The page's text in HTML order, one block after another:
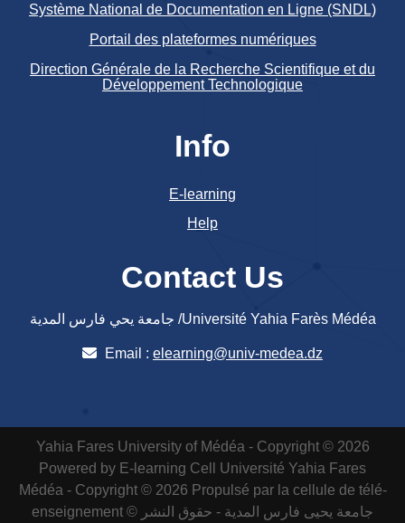
Système National de Documentation en Ligne (SNDL)
Portail des plateformes numériques
Direction Générale de la Recherche Scientifique et du
Développement Technologique
Info
E-learning
Help
Contact Us
جامعة يحي فارس المدية /Université Yahia Farès Médéa
Email : elearning@univ-medea.dz
Yahia Fares University of Médéa - Copyright © 2026
Powered by E-learning Cell
Université Yahia Fares
Médéa - Copyright © 2026 Propulsé par la cellule de télé-
enseignement جامعة يحيى فارس المدية - حقوق النشر ©